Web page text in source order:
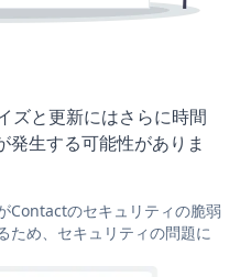
と更新にはさらに時間
発生する可能性がありま
Contactのセキュリティの脆弱
ため、セキュリティの問題に